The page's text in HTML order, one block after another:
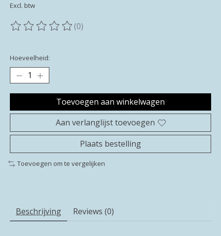
Excl. btw
De beoordeling van dit product is
(0)
Hoeveelheid:
Toevoegen aan winkelwagen
Aan verlanglijst toevoegen
Plaats bestelling
Toevoegen om te vergelijken
Beschrijving Reviews (0)